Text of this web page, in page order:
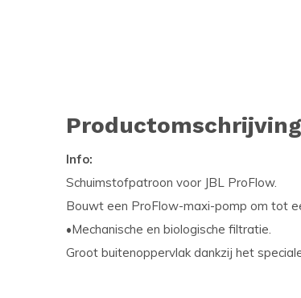
Productomschrijving
Info:
Schuimstofpatroon voor JBL ProFlow.
Bouwt een ProFlow-maxi-pomp om tot
•Mechanische en biologische filtratie.
Groot buitenoppervlak dankzij het